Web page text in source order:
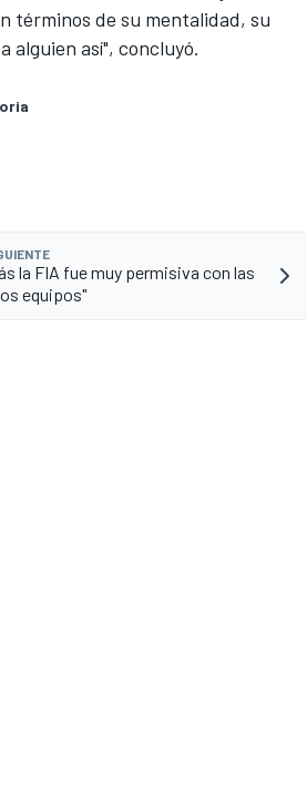
términos de su mentalidad, su
alguien así", concluyó.
la FIA fue muy permisiva con las
equipos"